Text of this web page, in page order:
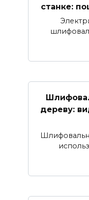
станке:
дереву: